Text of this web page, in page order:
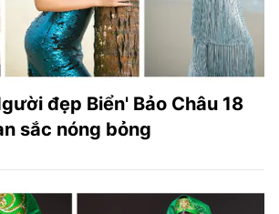
đẹp Biển' Bảo Châu 18
sắc nóng bỏng